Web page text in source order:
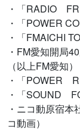
・「RADIO
・「POWER
・「FMAICHI
・FM愛知開局
（以上FM愛知）
・「POWER
・「SOUND
・ニコ動原宿
コ動画）